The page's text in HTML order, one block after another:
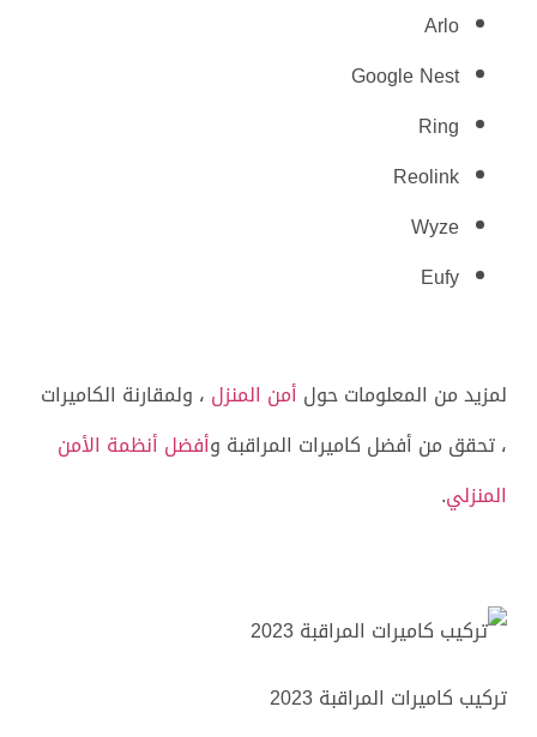
Arlo
Google Nest
Ring
Reolink
Wyze
Eufy
لمزيد من المعلومات حولأمن المنزل، ولمقارنة الكاميرات
، تحقق من أفضل كاميرات المراقبة و أفضل أنظمة الأمن
المنزلي.
تركيب كاميرات المراقبة 2023